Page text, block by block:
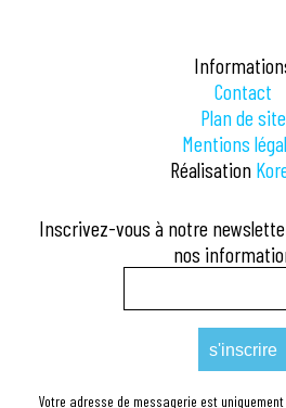
Contact
Plan de site
Mentions
Réalisation
Inscrivez-vous à notre
nos
Votre adresse de messagerie est